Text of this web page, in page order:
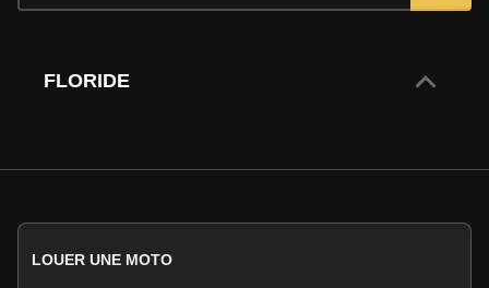
FLORIDE
LOUER UNE MOTO